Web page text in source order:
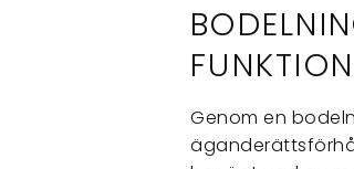
Genom en